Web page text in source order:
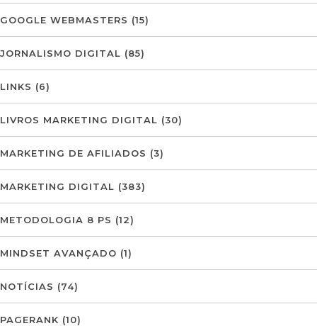
GOOGLE WEBMASTERS (15)
JORNALISMO DIGITAL (85)
LINKS (6)
LIVROS MARKETING DIGITAL (30)
MARKETING DE AFILIADOS (3)
MARKETING DIGITAL (383)
METODOLOGIA 8 PS (12)
MINDSET AVANÇADO (1)
NOTÍCIAS (74)
PAGERANK (10)